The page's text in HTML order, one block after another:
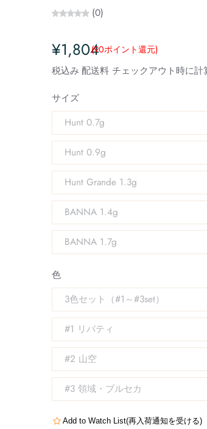
(0)
¥1,804
(90ポイント還元)
税込み 配送料 チェックアウト時に計
サイズ
Hunt 0.7g
Hunt 0.9g
Hunt Grande 1.3g
BANNA 1.4g
BANNA 1.7g
色
3色セット（#1～#3set）
#1 リバティ
#2 山空
#3 領域・ブルセカ
Add to Watch List(再入荷通知を受ける)